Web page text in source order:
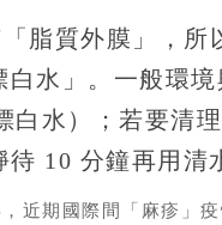
脂質外膜」，
水」。一般環
白水）；若要清
待 10 分鐘再用清
近期國際間「麻疹」